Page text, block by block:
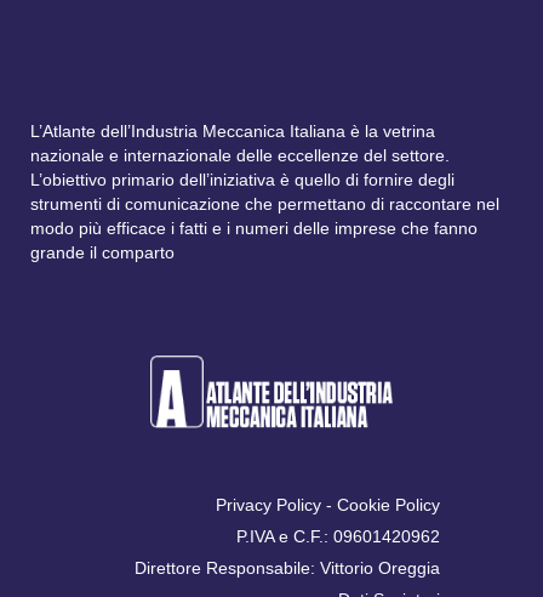
L’Atlante dell’Industria Meccanica Italiana è la vetrina
nazionale e internazionale delle eccellenze del settore.
L’obiettivo primario dell’iniziativa è quello di fornire degli
strumenti di comunicazione che permettano di raccontare nel
modo più efficace i fatti e i numeri delle imprese che fanno
grande il comparto
Privacy Policy - Cookie Policy
P.IVA e C.F.: 09601420962
Direttore Responsabile: Vittorio Oreggia